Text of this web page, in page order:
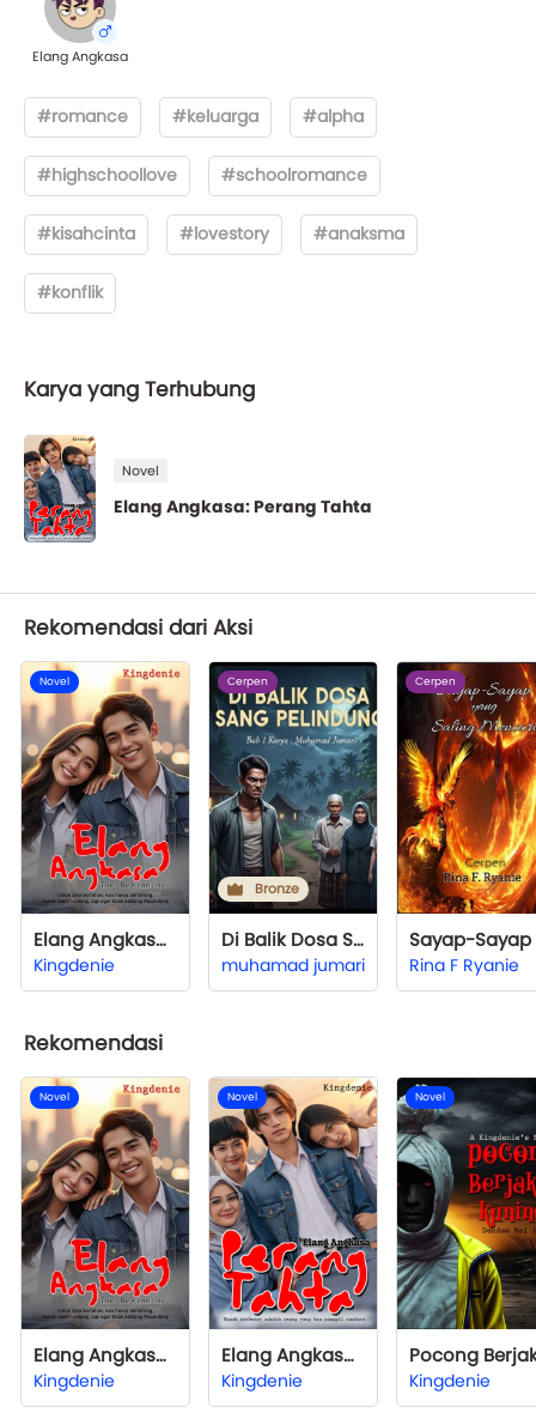
Elang Angkasa
#romance #keluarga #alpha
#highschoollove #schoolromance
#kisahcinta #lovestory #anaksma
#konflik
Karya yang Terhubung
Novel
Elang Angkasa: Perang Tahta
Rekomendasi dari Aksi
Novel
Elang Angkasa: The Beginning
Kingdenie
Cerpen
Bronze
Di Balik Dosa Sang Pelindung
muhamad jumari
Cerpen
Rina F Ryanie
Rekomendasi
Novel
Elang Angkasa: The Beginning
Kingdenie
Novel
Elang Angkasa: Perang Tahta
Kingdenie
Novel
Kingdenie